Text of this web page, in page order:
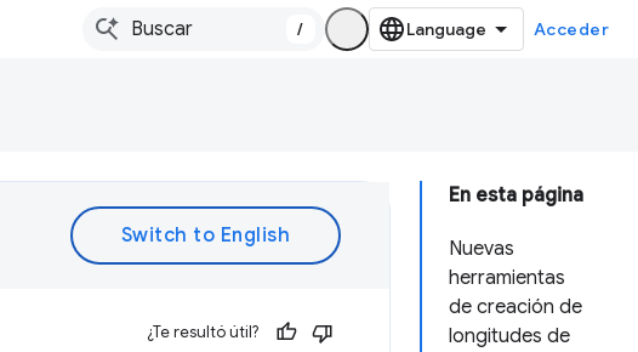
/ Acceder
En esta página
Nuevas
herramientas
de creación de
longitudes de
¿Te resultó útil?